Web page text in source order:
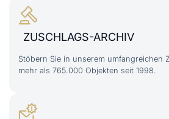
ZUSCHLAGS-ARCHIV
Stöbern Sie in unserem umfangreichen
mehr als 765.000 Objekten seit 1998.